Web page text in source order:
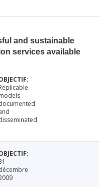
and sustainable
services available